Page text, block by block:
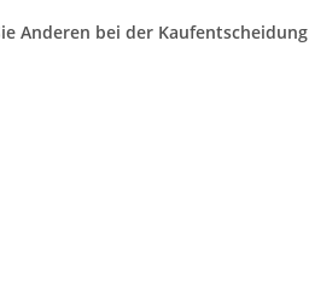
Anderen bei der Kaufentscheidung